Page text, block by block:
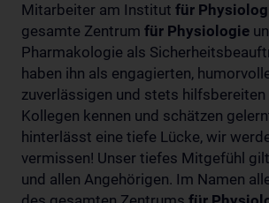
Mitarbeiter am Institut für
gesamte Zentrum für Physiologie
Pharmakologie als
haben ihn als engagierten,
zuverlässigen und stets
Kollegen kennen und schätzen
hinterlässt eine tiefe Lücke, wir
vermissen! Unser tiefes Mitgefühl
und allen Angehörigen. Im Namen